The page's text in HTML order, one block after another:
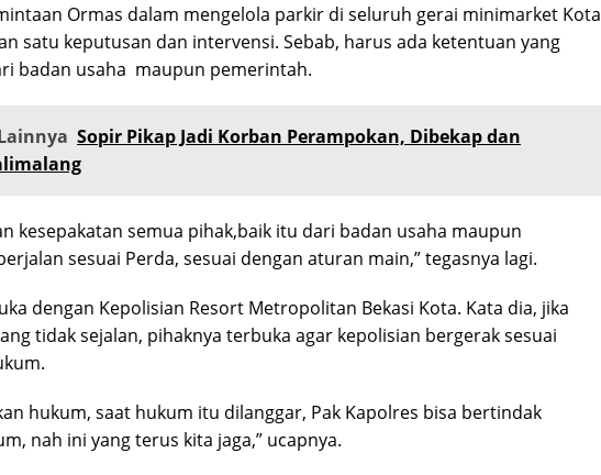
Ormas dalam mengelola parkir di seluruh gerai minimarket Kota
satu keputusan dan intervensi. Sebab, harus ada ketentuan yang
badan usaha maupun pemerintah.
Sopir Pikap Jadi Korban Perampokan, Dibekap dan
kesepakatan semua pihak,baik itu dari badan usaha maupun
sesuai Perda, sesuai dengan aturan main,” tegasnya lagi.
dengan Kepolisian Resort Metropolitan Bekasi Kota. Kata dia, jika
tidak sejalan, pihaknya terbuka agar kepolisian bergerak sesuai
hukum, saat hukum itu dilanggar, Pak Kapolres bisa bertindak
nah ini yang terus kita jaga,” ucapnya.